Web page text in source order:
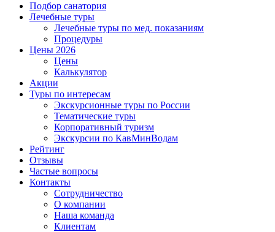
Подбор санатория
Лечебные туры
Лечебные туры по мед. показаниям
Процедуры
Цены 2026
Цены
Калькулятор
Акции
Туры по интересам
Экскурсионные туры по России
Тематические туры
Корпоративный туризм
Экскурсии по КавМинВодам
Рейтинг
Отзывы
Частые вопросы
Контакты
Сотрудничество
О компании
Наша команда
Клиентам